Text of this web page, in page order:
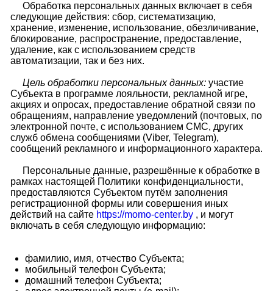
Обработка персональных данных включает в себя
следующие действия: сбор, систематизацию,
хранение, изменение, использование, обезличивание,
блокирование, распространение, предоставление,
удаление, как с использованием средств
автоматизации, так и без них.
Цель обработки персональных данных: участие
Субъекта в программе лояльности, рекламной игре,
акциях и опросах, предоставление обратной связи по
обращениям, направление уведомлений (почтовых, по
электронной почте, с использованием СМС, других
служб обмена сообщениями (Viber, Telegram),
сообщений рекламного и информационного характера.
Персональные данные, разрешённые к обработке в
рамках настоящей Политики конфиденциальности,
предоставляются Субъектом путём заполнения
регистрационной формы или совершения иных
действий на сайте https://momo-center.by , и могут
включать в себя следующую информацию:
фамилию, имя, отчество Субъекта;
мобильный телефон Субъекта;
домашний телефон Субъекта;